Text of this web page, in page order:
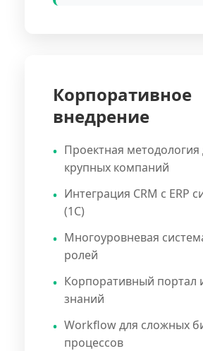
Корпоративное
внедрение
Проектная методология
крупных компаний
Интеграция CRM с ERP
(1С)
Многоуровневая
ролей
Корпоративный портал
знаний
Workflow для сложных
процессов